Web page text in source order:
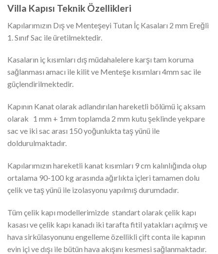
Villa Kapısı Teknik Özellikleri
Kapılarımızın Dış ve Menteşeyi Tutan İç Kasaları 2 mm Ereğli
1. Sınıf Sac ile üretilmektedir.
Kasaların iç kısımları dış müdahalelere karşı tam koruma
sağlanması amacı ile kilit ve Menteşe kısımları 4mm sac ile
güçlendirilmektedir.
Kapının Kanat olarak adlandırılan hareketli bölümü iç aksam
olarak 1 mm + 1mm toplamda 2 mm kutu şeklinde yekpare
sac ve iki sac arası 150 yoğunlukta taş yünü ile
doldurulmaktadır.
Kapılarımızın hareketli kanat kısımları 9 cm kalınlığında olup
ortalama 90-100 kg arasında ağırlıkta içleri tamamen dolu
çelik ve taş yünü ile izolasyonu yapılmış durumdadır.
Tüm çelik kapı modellerimizde standart olarak çelik kapı
kasası ve çelik kapı kanadı iki tarafta fitil yatakları açılmış ve
hava sirkülasyonunu engelleme özellikli çift conta ile kapının
evin içi ve dışı ile bütün hava akışını kesmesi sağlanmaktadır.